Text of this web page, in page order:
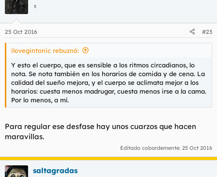
☿
25 Oct 2016 #23
ilovegintonic rebuznó:
Y esto el cuerpo, que es sensible a los ritmos circadianos, lo
nota. Se nota también en los horarios de comida y de cena. La
calidad del sueño mejora, y el cuerpo se aclimata mejor a los
horarios: cuesta menos madrugar, cuesta menos irse a la cama.
Por lo menos, a mí.
Para regular ese desfase hay unos cuarzos que hacen
maravillas.
Editado cobardemente: 25 Oct 2016
saltagradas